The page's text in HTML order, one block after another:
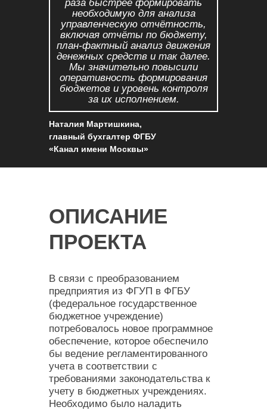
раза быстрее формировать
необходимую для анализа
управленческую отчётность,
включая отчёты по бюджету,
план-фактный анализ движения
денежных средств и так далее.
Мы значительно повысили
оперативность формирования
бюджетов и уровень контроля
за их исполнением.
Наталия Мартишкина,
главный бухгалтер ФГБУ
«Канал имени Москвы»
ОПИСАНИЕ
ПРОЕКТА
В связи с преобразованием
предприятия из ФГУП в ФГБУ
(федеральное государственное
бюджетное учреждение)
потребовалось новое программное
обеспечение, которое обеспечило
бы ведение регламентированного
учета в соответствии с
требованиями законодательства к
учету в бюджетных учреждениях.
Необходимо было наладить